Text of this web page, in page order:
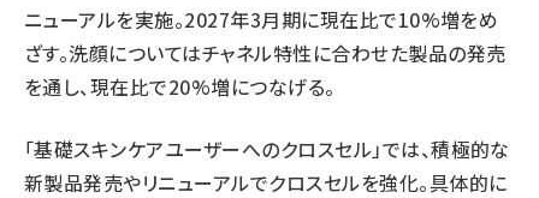
ニューアルを実施。2027年3月期に現在比で10%増をめ
ざす。洗顔についてはチャネル特性に合わせた製品の発売
を通し、現在比で20%増につなげる。
「基礎スキンケアユーザーへのクロスセル」では、積極的な
新製品発売やリニューアルでクロスセルを強化。具体的に